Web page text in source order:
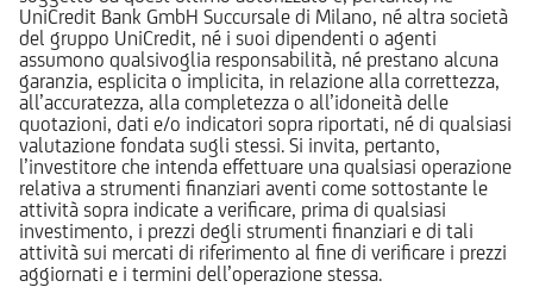
UniCredit Bank GmbH Succursale di Milano, né altra società
del gruppo UniCredit, né i suoi dipendenti o agenti
assumono qualsivoglia responsabilità, né prestano alcuna
garanzia, esplicita o implicita, in relazione alla correttezza,
all’accuratezza, alla completezza o all’idoneità delle
quotazioni, dati e/o indicatori sopra riportati, né di qualsiasi
valutazione fondata sugli stessi. Si invita, pertanto,
l’investitore che intenda effettuare una qualsiasi operazione
relativa a strumenti finanziari aventi come sottostante le
attività sopra indicate a verificare, prima di qualsiasi
investimento, i prezzi degli strumenti finanziari e di tali
attività sui mercati di riferimento al fine di verificare i prezzi
aggiornati e i termini dell’operazione stessa.